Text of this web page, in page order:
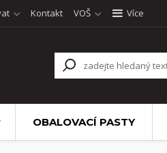
Kontakt VOŠ Více
OBALOVACÍ PASTY